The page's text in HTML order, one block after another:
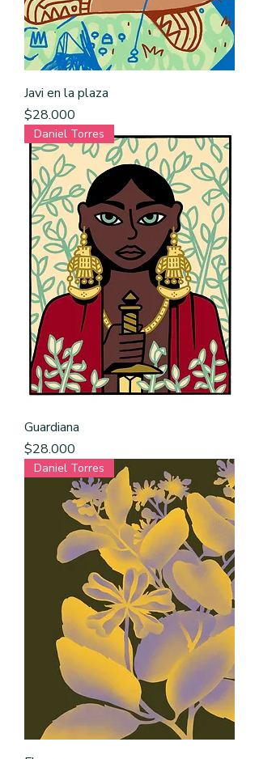
Javi en la plaza
Precio
$28.000
Daniel Torres
Guardiana
Precio
$28.000
Daniel Torres